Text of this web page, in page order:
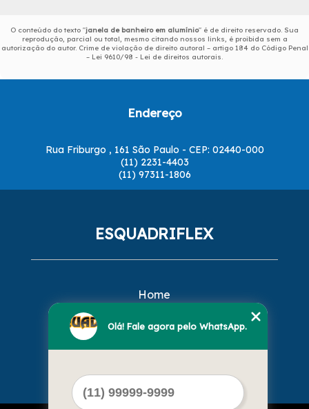
O conteúdo do texto "janela de banheiro em alumínio" é de direito reservado. Sua
reprodução, parcial ou total, mesmo citando nossos links, é proibida sem a
autorização do autor. Crime de violação de direito autoral – artigo 184 do Código Penal
– Lei 9610/98 - Lei de direitos autorais.
Endereço
Rua Friburgo , 161 São Paulo - CEP: 02440-000
(11) 2231-4403
(11) 97311-1806
ESQUADRIFLEX
Home
Missão
Serviços
Contato
Olá! Fale agora pelo WhatsApp.